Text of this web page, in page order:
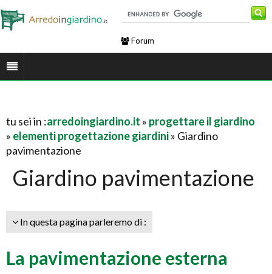
Forum
tu sei in :arredoingiardino.it » progettare il giardino
» elementi progettazione giardini» Giardino
pavimentazione
Giardino pavimentazione
In questa pagina parleremo di :
La pavimentazione esterna